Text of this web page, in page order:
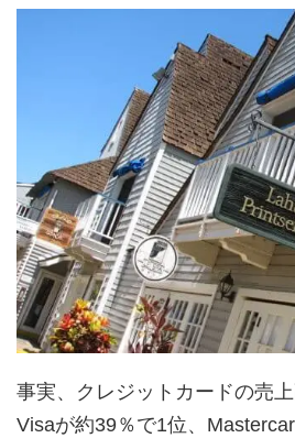
事実、クレジットカードの売上
Visaが約39％で1位、